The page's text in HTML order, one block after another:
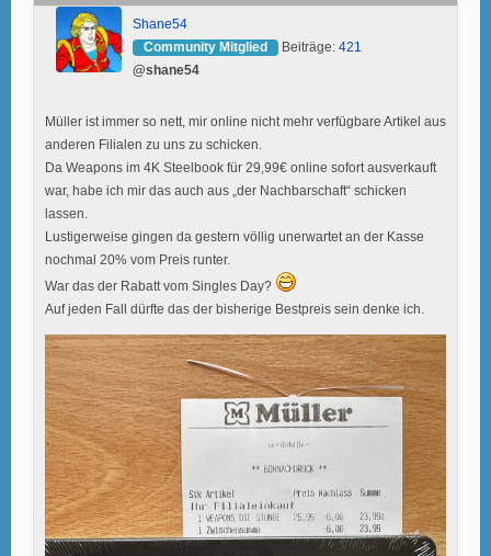
Shane54
Community Mitglied
Beiträge: 421
@shane54
Müller ist immer so nett, mir online nicht mehr verfügbare Artikel aus
anderen Filialen zu uns zu schicken.
Da Weapons im 4K Steelbook für 29,99€ online sofort ausverkauft
war, habe ich mir das auch aus „der Nachbarschaft“ schicken
lassen.
Lustigerweise gingen da gestern völlig unerwartet an der Kasse
nochmal 20% vom Preis runter.
War das der Rabatt vom Singles Day?
Auf jeden Fall dürfte das der bisherige Bestpreis sein denke ich.